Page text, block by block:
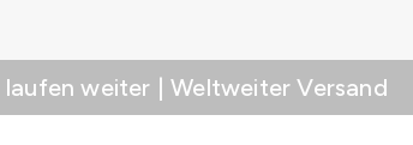
weiter | Weltweiter Versand